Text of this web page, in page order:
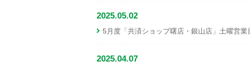
2025.05.02
5月度「共済ショップ曙店・銀山店」土曜営業
2025.04.07